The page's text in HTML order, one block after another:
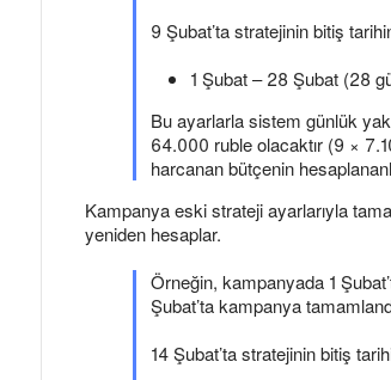
9 Şubat’ta stratejinin bitiş
1 Şubat – 28 Şubat (28
Bu ayarlarla sistem günlük
64.000 ruble olacaktır (9 ×
harcanan bütçenin
Kampanya eski strateji ayarlarıyla
yeniden hesaplar.
Örneğin, kampanyada 1
Şubat’ta kampanya
14 Şubat’ta stratejinin bitiş